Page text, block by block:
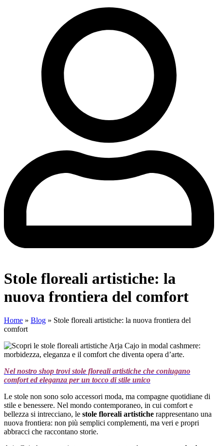
Stole floreali artistiche: la
nuova frontiera del comfort
Home » Blog » Stole floreali artistiche: la nuova frontiera del
comfort
Nel nostro shop trovi stole floreali artistiche che coniugano
comfort ed eleganza per un tocco di stile unico
Le stole non sono solo accessori moda, ma compagne quotidiane di
stile e benessere. Nel mondo contemporaneo, in cui comfort e
bellezza si intrecciano, le stole floreali artistiche rappresentano una
nuova frontiera: non più semplici complementi, ma veri e propri
abbracci che raccontano storie.